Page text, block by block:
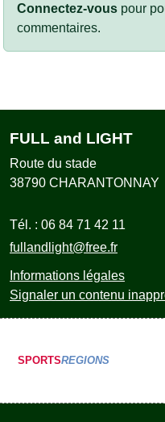
Connectez-vous pour
commentaires.
FULL and LIGHT
Route du stade
38790 CHARANTONNAY
Tél. : 06 84 71 42 11
fullandlight@free.fr
Informations légales
Signaler un contenu
SPORTSREGIONS